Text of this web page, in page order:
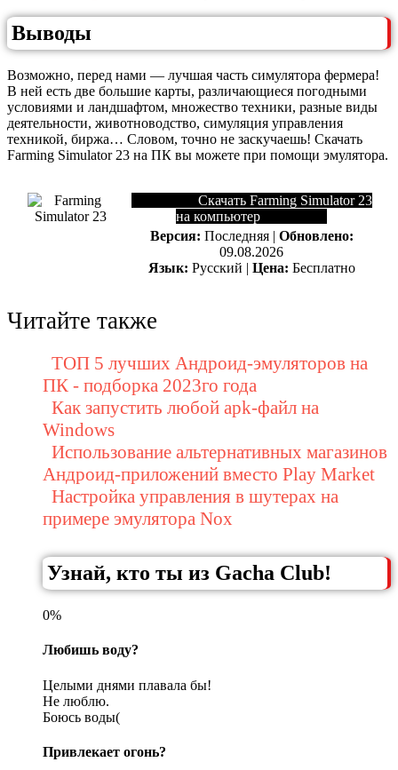
Выводы
Возможно, перед нами — лучшая часть симулятора фермера!
В ней есть две большие карты, различающиеся погодными
условиями и ландшафтом, множество техники, разные виды
деятельности, животноводство, симуляция управления
техникой, биржа… Словом, точно не заскучаешь! Скачать
Farming Simulator 23 на ПК вы можете при помощи эмулятора.
Скачать Farming Simulator 23
на компьютер
Версия: Последняя | Обновлено:
09.08.2026
Язык: Русский | Цена: Бесплатно
Читайте также
ТОП 5 лучших Андроид-эмуляторов на
ПК - подборка 2023го года
Как запустить любой apk-файл на
Windows
Использование альтернативных магазинов
Андроид-приложений вместо Play Market
Настройка управления в шутерах на
примере эмулятора Nox
Узнай, кто ты из Gacha Club!
0%
Любишь воду?
Целыми днями плавала бы!
Не люблю.
Боюсь воды(
Привлекает огонь?